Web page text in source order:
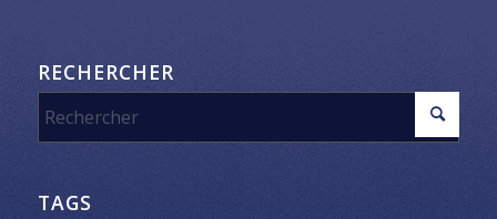
RECHERCHER
TAGS